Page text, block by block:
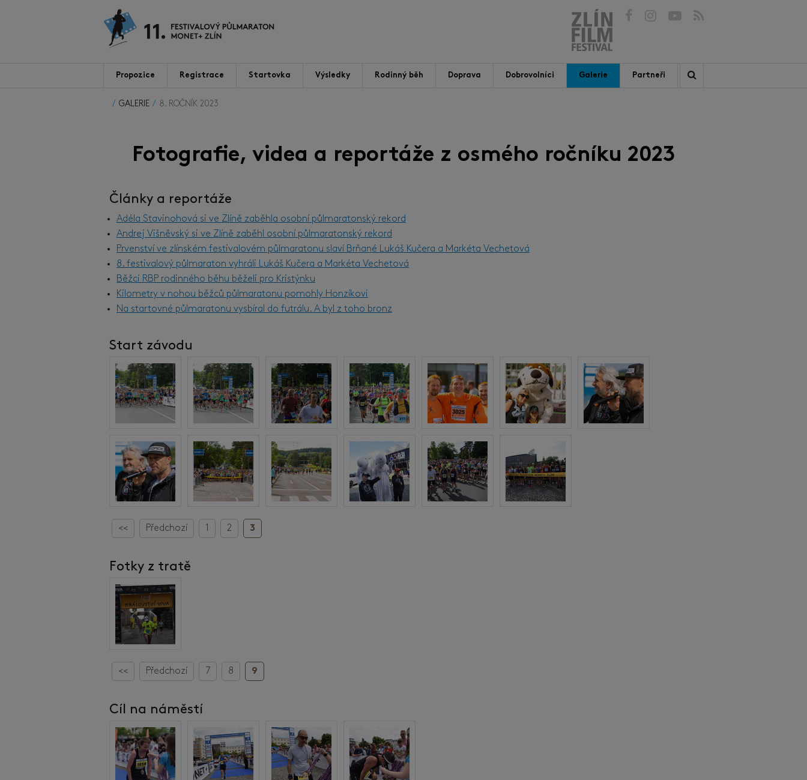
Propozice Registrace Startovka Výsledky Rodinný běh Doprava Dobrovolníci Galerie Partneři
GALERIE 8. ROČNÍK 2023
Fotografie, videa a reportáže z osmého ročníku 2023
Články a reportáže
Adéla Stavinohová si ve Zlíně zaběhla osobní půlmaratonský rekord
Andrej Višněvský si ve Zlíně zaběhl osobní půlmaratonský rekord
Prvenství ve zlínském festivalovém půlmaratonu slaví Brňané Lukáš Kučera a Markéta Vechetová
8. festivalový půlmaraton vyhráli Lukáš Kučera a Markéta Vechetová
Běžci RBP rodinného běhu běželi pro Kristýnku
Kilometry v nohou běžců půlmaratonu pomohly Honzíkovi
Na startovné půlmaratonu vysbíral do futrálu. A byl z toho bronz
Start závodu
<< Předchozí 1 2 3
Fotky z tratě
<< Předchozí 7 8 9
Cíl na náměstí